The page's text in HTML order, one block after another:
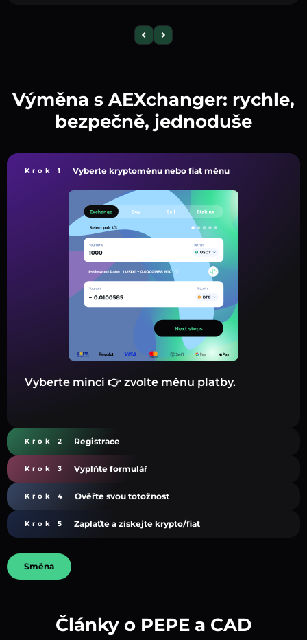
Výměna s AEXchanger: rychle,
bezpečně, jednoduše
Krok 1 Vyberte kryptoměnu nebo fiat měnu
Vyberte minci 👉 zvolte měnu platby.
Krok 2 Registrace
Krok 3 Vyplňte formulář
Krok 4 Ověřte svou totožnost
Krok 5 Zaplaťte a získejte krypto/fiat
Směna
Články o PEPE a CAD